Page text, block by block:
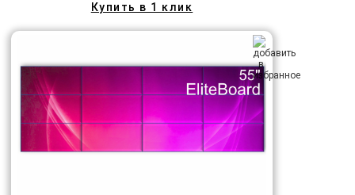
Купить в 1 клик